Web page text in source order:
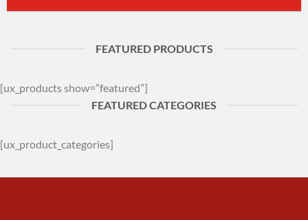
FEATURED PRODUCTS
[ux_products show=”featured”]
FEATURED CATEGORIES
[ux_product_categories]